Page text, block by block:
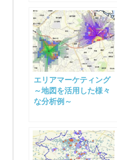
エリアマーケティング
～地図を活用した様々
な分析例～